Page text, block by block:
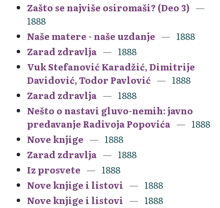
Zašto se najviše osiromaši? (Deo 3)
1888
Naše matere - naše uzdanje
1888
Zarad zdravlja
1888
Vuk Stefanović Karadžić, Dimitrije
Davidović, Todor Pavlović
1888
Zarad zdravlja
1888
Nešto o nastavi gluvo-nemih: javno
predavanje Radivoja Popovića
1888
Nove knjige
1888
Zarad zdravlja
1888
Iz prosvete
1888
Nove knjige i listovi
1888
Nove knjige i listovi
1888